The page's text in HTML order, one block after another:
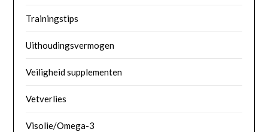
Trainingstips
Uithoudingsvermogen
Veiligheid supplementen
Vetverlies
Visolie/Omega-3